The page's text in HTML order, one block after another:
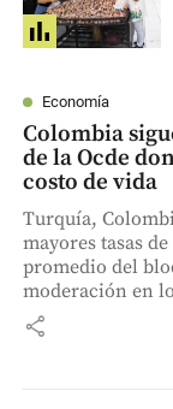
Economía
Colombia
de la Ocde
costo de vida
Turquía,
mayores tasas
promedio del
moderación en
share